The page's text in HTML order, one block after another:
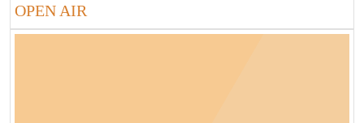
OPEN AIR